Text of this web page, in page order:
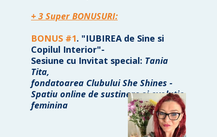
+ 3 Super BONUSURI:
BONUS #1. "IUBIREA de Sine si
Copilul Interior"-
Sesiune cu Invitat special: Tania
Tita,
fondatoarea Clubului She Shines -
Spatiu online de sustinere si evolutie
feminina